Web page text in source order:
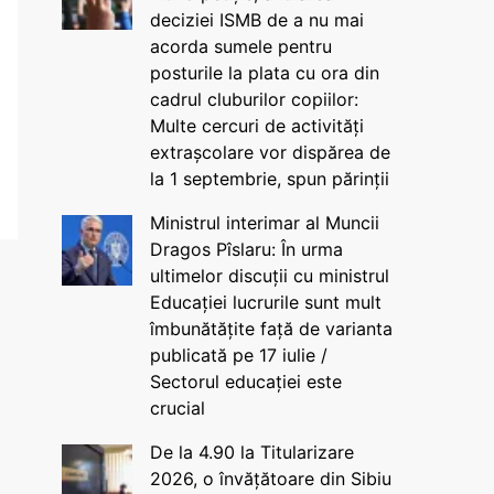
deciziei ISMB de a nu mai
acorda sumele pentru
posturile la plata cu ora din
cadrul cluburilor copiilor:
Multe cercuri de activități
extrașcolare vor dispărea de
la 1 septembrie, spun părinții
Ministrul interimar al Muncii
Dragos Pîslaru: În urma
ultimelor discuții cu ministrul
Educației lucrurile sunt mult
îmbunătățite față de varianta
publicată pe 17 iulie /
Sectorul educației este
crucial
De la 4.90 la Titularizare
2026, o învățătoare din Sibiu